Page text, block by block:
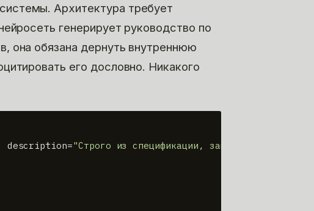
Архитектура требует
генерирует руководство по
она обязана дернуть внутреннюю
его дословно. Никакого
"Строго из спецификации, запрещено вычислять"